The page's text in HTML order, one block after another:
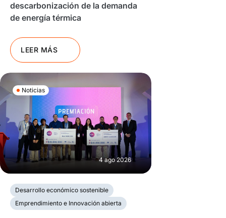
descarbonización de la demanda
de energía térmica
LEER MÁS
Noticias
4 ago 2026
Desarrollo económico sostenible
Emprendimiento e Innovación abierta